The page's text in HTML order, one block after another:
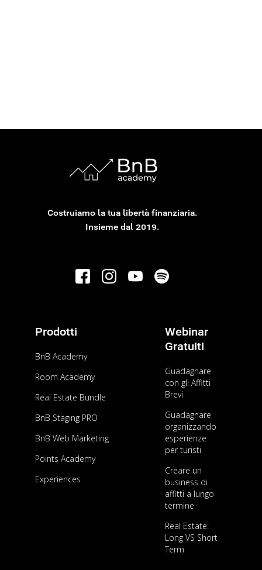
Guida completa agli affitti brevi: tutto quello
Come evitare le truffe su AirBnb?
AFFITTI BREVI
Acquisire immobili e guadagnare con AirBnb
all’epoca del Covid? Mai così facile!
Costruiamo la tua libertà finanziaria.
Insieme dal 2019.
Prodotti
BnB Academy
Room Academy
Real Estate Bundle
BnB Staging PRO
BnB Web Marketing
Points Academy
Experiences
Webinar
Gratuiti
Guadagnare
con gli Affitti
Brevi
Guadagnare
organizzando
esperienze
per turisti
Creare un
business di
affitti a lungo
termine
Real Estate:
Long VS Short
Term